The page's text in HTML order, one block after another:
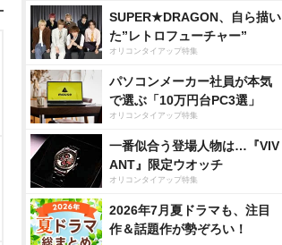
SUPER★DRAGON、自ら描い
た”レトロフューチャー”
オリコンタイアップ特集
パソコンメーカー社員が本気
で選ぶ「10万円台PC3選」
オリコンタイアップ特集
一番似合う登場人物は…『VIV
ANT』限定ウオッチ
オリコンタイアップ特集
2026年7月夏ドラマも、注目
作＆話題作が勢ぞろい！